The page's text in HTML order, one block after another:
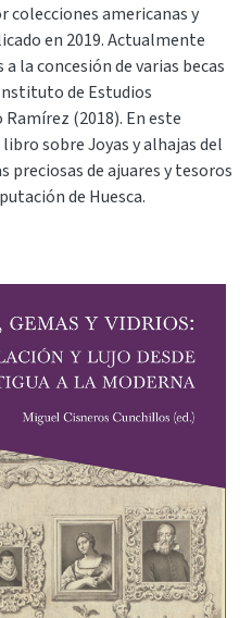
colecciones americanas y
en 2019. Actualmente
la concesión de varias becas
de Estudios
(2018). En este
sobre Joyas y alhajas del
preciosas de ajuares y tesoros
de Huesca.